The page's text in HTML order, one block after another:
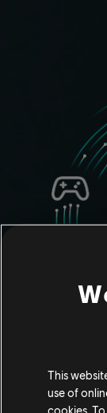
This
use of
cookies.